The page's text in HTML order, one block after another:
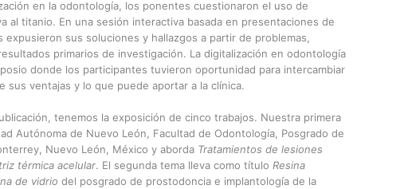
en la odontología, los ponentes cuestionaron el uso de
al titanio. En una sesión interactiva basada en presentaciones de
sus soluciones y hallazgos a partir de problemas,
primarios de investigación. La digitalización en odontología
donde los participantes tuvieron oportunidad para intercambiar
sus ventajas y lo que puede aportar a la clínica.
tenemos la exposición de cinco trabajos. Nuestra primera
Autónoma de Nuevo León, Facultad de Odontología, Posgrado de
Nuevo León, México y aborda Tratamientos de lesiones
térmica acelular. El segunda tema lleva como título Resina
de vidrio del posgrado de prostodoncia e implantología de la